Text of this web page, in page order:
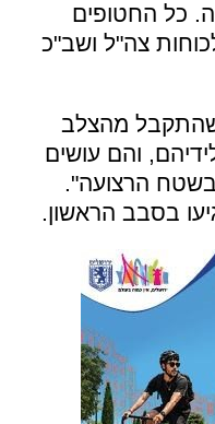
כל החטופים
צה"ל ושב"כ
שהתקבל מהצלב
לידיהם, והם עושים
הרצועה".
בסבב הראשון.